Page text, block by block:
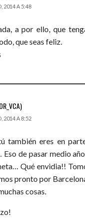
2014 A 5:48
a por ello, que
que seas feliz.
2014 A 8:52
también eres en
Eso de pasar medio
Qué envidia!!
pronto por
cosas.